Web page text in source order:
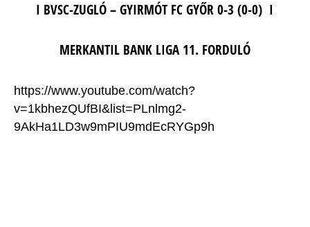
I BVSC-ZUGLÓ – GYIRMÓT FC GYŐR 0-3 (0-0) I
MERKANTIL BANK LIGA 11. FORDULÓ
https://www.youtube.com/watch?
v=1kbhezQUfBI&list=PLnlmg2-
9AkHa1LD3w9mPIU9mdEcRYGp9h